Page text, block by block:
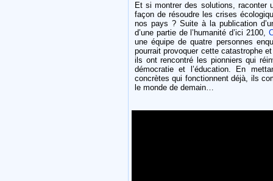
Et si montrer des solutions, raconter
façon de résoudre les crises
nos pays ? Suite à la publication
d’une partie de l’humanité d’ici 2100,
une équipe de quatre personnes
pourrait provoquer cette catastrophe
ils ont rencontré les pionniers qui
démocratie et l’éducation. En
concrètes qui fonctionnent déjà, ils
le monde de demain…